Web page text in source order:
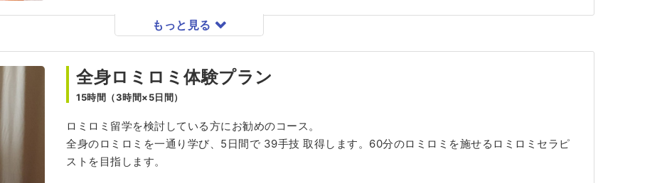
もっと見る
全身ロミロミ体験プラン
15時間（3時間×5日間）
ロミロミ留学を検討している方にお勧めのコース。
全身のロミロミを一通り学び、5日間で 39手技 取得します。60分のロミロミを施せるロミロミセラピ
ストを目指します。